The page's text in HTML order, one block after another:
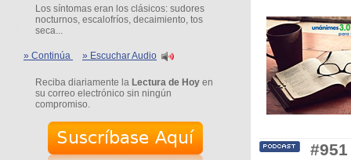
Los síntomas eran los clásicos: sudores
nocturnos, escalofríos, decaimiento, tos
seca...
» Continúa » Escuchar Audio
Reciba diariamente la Lectura de Hoy en
su correo electrónico sin ningún
compromiso.
#951